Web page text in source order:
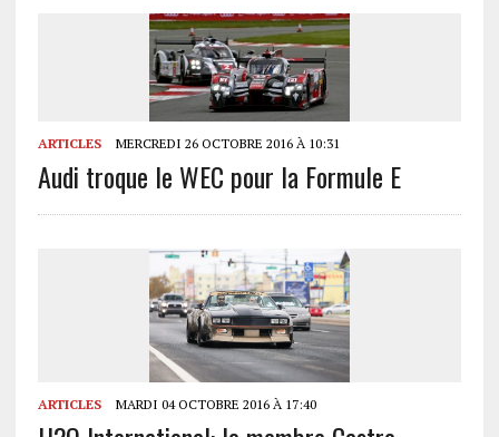
ARTICLES MERCREDI 26 OCTOBRE 2016 À 10:31
Audi troque le WEC pour la Formule E
ARTICLES MARDI 04 OCTOBRE 2016 À 17:40